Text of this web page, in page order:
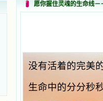
愿你握住灵魂的生命线－
没有活着的完美
生命中的分分秒